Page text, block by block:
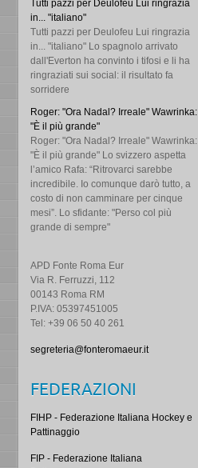
Tutti pazzi per Deulofeu Lui ringrazia
in... "italiano"
Tutti pazzi per Deulofeu Lui ringrazia
in... "italiano" Lo spagnolo arrivato
dall'Everton ha convinto i tifosi e li ha
ringraziati sui social: il risultato fa
sorridere
Roger: "Ora Nadal? Irreale" Wawrinka:
"È il più grande"
Roger: "Ora Nadal? Irreale" Wawrinka:
"È il più grande" Lo svizzero aspetta
l’amico Rafa: “Ritrovarci sarebbe
incredibile. Io comunque darò tutto, a
costo di non camminare per cinque
mesi”. Lo sfidante: "Perso col più
grande di sempre"
APD Fonte Roma Eur
Via R. Ferruzzi, 112
00143 Roma RM
P.IVA: 05397451005
Tel: +39 06 50 40 261
segreteria@fonteromaeur.it
FEDERAZIONI
FIHP - Federazione Italiana Hockey e
Pattinaggio
FIP - Federazione Italiana